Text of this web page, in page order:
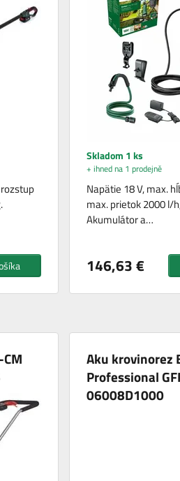
Skladom 1 ks
+ ihned na 1 prodejně
Napätie 18 V, max.
max. prietok 2000 l/
Akumulátor a…
146,63 €
Aku krovinorez
Professional
06008D1000